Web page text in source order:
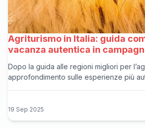
Agriturismo in Italia: guida
vacanza autentica in
Dopo la guida alle regioni migliori per
approfondimento sulle esperienze più
19 Sep 2025